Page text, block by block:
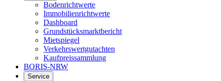
Bodenrichtwerte
Immobilienrichtwerte
Dashboard
Grundstücksmarktbericht
Mietspiegel
Verkehrswertgutachten
Kaufpreissammlung
BORIS-NRW
Service